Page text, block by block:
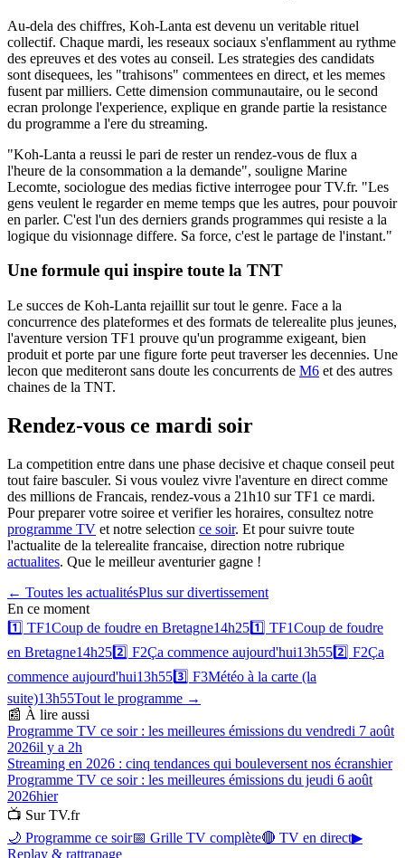
Au-dela des chiffres, Koh-Lanta est devenu un veritable rituel
collectif. Chaque mardi, les reseaux sociaux s'enflamment au rythme
des epreuves et des votes au conseil. Les strategies des candidats
sont disequees, les "trahisons" commentees en direct, et les memes
fusent par milliers. Cette dimension communautaire, ou le second
ecran prolonge l'experience, explique en grande partie la resistance
du programme a l'ere du streaming.
"Koh-Lanta a reussi le pari de rester un rendez-vous de flux a
l'heure de la consommation a la demande", souligne Marine
Lecomte, sociologue des medias fictive interrogee pour TV.fr. "Les
gens veulent le regarder en meme temps que les autres, pour pouvoir
en parler. C'est l'un des derniers grands programmes qui resiste a la
logique du visionnage differe. Sa force, c'est le partage de l'instant."
Une formule qui inspire toute la TNT
Le succes de Koh-Lanta rejaillit sur tout le genre. Face a la
concurrence des plateformes et des formats de telerealite plus jeunes,
l'aventure version TF1 prouve qu'un programme exigeant, bien
produit et porte par une figure forte peut traverser les decennies. Une
lecon que mediteront sans doute les concurrents de M6 et des autres
chaines de la TNT.
Rendez-vous ce mardi soir
La competition entre dans une phase decisive et chaque conseil peut
tout faire basculer. Si vous voulez vivre l'aventure en direct comme
des millions de Francais, rendez-vous a 21h10 sur TF1 ce mardi.
Pour preparer votre soiree et verifier les horaires, consultez notre
programme TV et notre selection ce soir. Et pour suivre toute
l'actualite de la telerealite francaise, direction notre rubrique
actualites. Que le meilleur aventurier gagne !
← Toutes les actualitésPlus surdivertissement
En ce moment
1️⃣ TF1Coup de foudre en Bretagne14h251️⃣ TF1Coup de foudre
en Bretagne14h252️⃣ F2Ça commence aujourd'hui13h552️⃣ F2Ça
commence aujourd'hui13h553️⃣ F3Météo à la carte (la
suite)13h55Tout le programme →
📰 À lire aussi
Programme TV ce soir : les meilleures émissions du vendredi 7 août
2026il y a 2h
Streaming en 2026 : cinq tendances qui bouleversent nos écranshier
Programme TV ce soir : les meilleures émissions du jeudi 6 août
2026hier
📺 Sur TV.fr
🌙 Programme ce soir📅 Grille TV complète🔴 TV en direct▶
Replay & rattrapage